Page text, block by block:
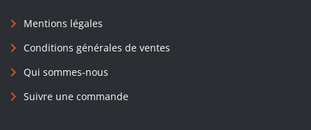
Mentions légales
Conditions générales de ventes
Qui sommes-nous
Suivre une commande